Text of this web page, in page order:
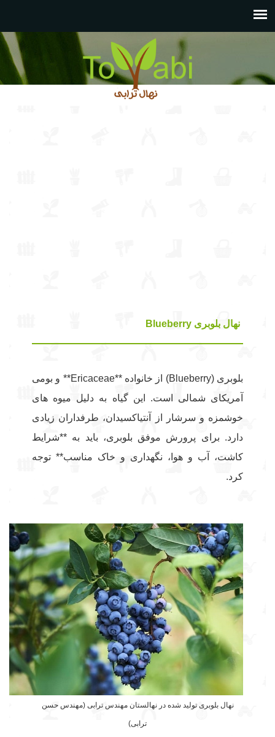
نهال بلوبری Blueberry
بلوبری (Blueberry) از خانواده **Ericaceae** و بومی
آمریکای شمالی است. این گیاه به دلیل میوه های
خوشمزه و سرشار از آنتیاکسیدان، طرفداران زیادی
دارد. برای پرورش موفق بلوبری، باید به **شرایط
کاشت، آب و هوا، نگهداری و خاک مناسب** توجه
کرد.
نهال بلوبری تولید شده در نهالستان مهندس ترابی (مهندس حسن
ترابی)